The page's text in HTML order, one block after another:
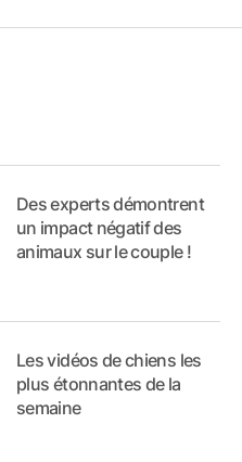
Des experts démontrent
un impact négatif des
animaux sur le couple !
Les vidéos de chiens les
plus étonnantes de la
semaine